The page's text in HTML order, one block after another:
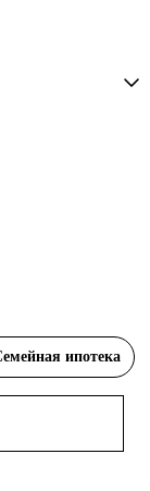
ипотека